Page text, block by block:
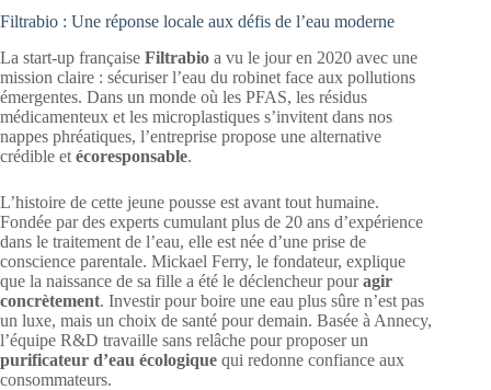
Filtrabio : Une réponse locale aux défis de l’eau moderne
La start-up française Filtrabio a vu le jour en 2020 avec une
mission claire : sécuriser l’eau du robinet face aux pollutions
émergentes. Dans un monde où les PFAS, les résidus
médicamenteux et les microplastiques s’invitent dans nos
nappes phréatiques, l’entreprise propose une alternative
crédible et écoresponsable.
L’histoire de cette jeune pousse est avant tout humaine.
Fondée par des experts cumulant plus de 20 ans d’expérience
dans le traitement de l’eau, elle est née d’une prise de
conscience parentale. Mickael Ferry, le fondateur, explique
que la naissance de sa fille a été le déclencheur pouragir
concrètement. Investir pour boire une eau plus sûre n’est pas
un luxe, mais un choix de santé pour demain. Basée à Annecy,
l’équipe R&D travaille sans relâche pour proposer un
purificateur d’eau écologique qui redonne confiance aux
consommateurs.